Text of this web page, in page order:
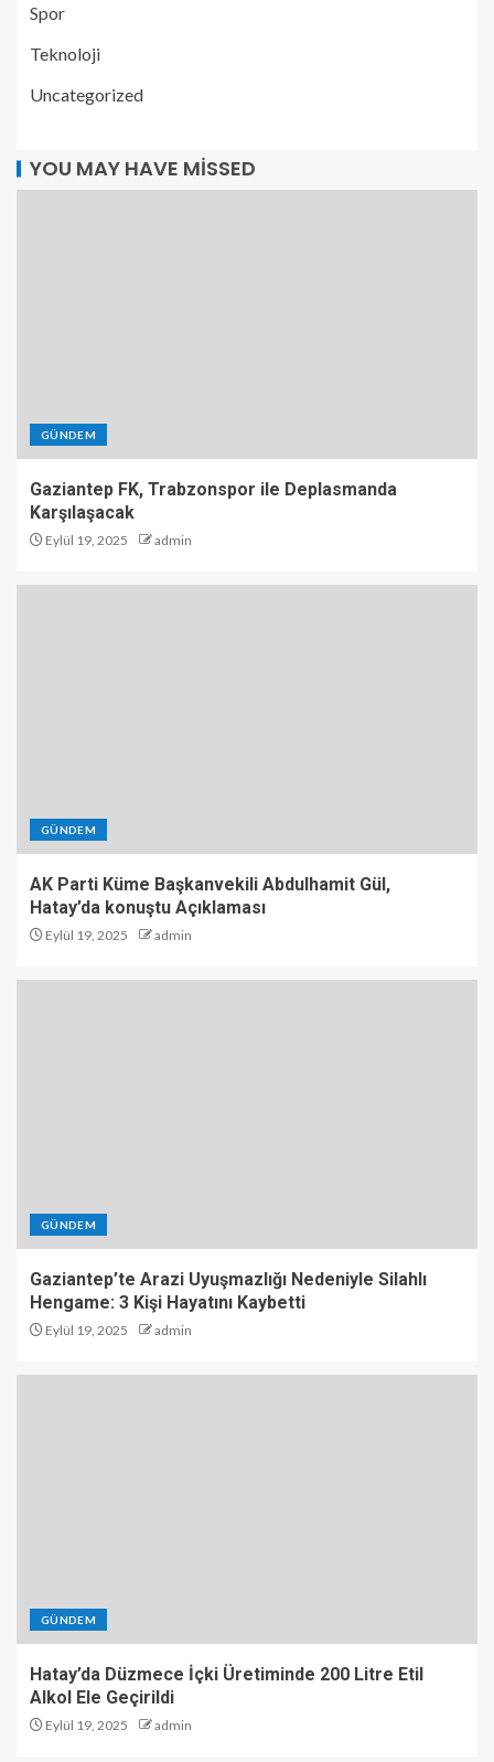
Spor
Teknoloji
Uncategorized
YOU MAY HAVE MISSED
GÜNDEM
Gaziantep FK, Trabzonspor ile Deplasmanda
Karşılaşacak
Eylül 19, 2025 admin
GÜNDEM
AK Parti Küme Başkanvekili Abdulhamit Gül,
Hatay’da konuştu Açıklaması
Eylül 19, 2025 admin
GÜNDEM
Gaziantep’te Arazi Uyuşmazlığı Nedeniyle Silahlı
Hengame: 3 Kişi Hayatını Kaybetti
Eylül 19, 2025 admin
GÜNDEM
Hatay’da Düzmece İçki Üretiminde 200 Litre Etil
Alkol Ele Geçirildi
Eylül 19, 2025 admin